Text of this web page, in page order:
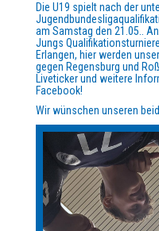
Die U19 spielt nach der
am Samstag den 21.05..
Jungs
Erlangen, hier werden
gegen Regensburg und
Liveticker und weitere
Facebook!
Wir wünschen unseren